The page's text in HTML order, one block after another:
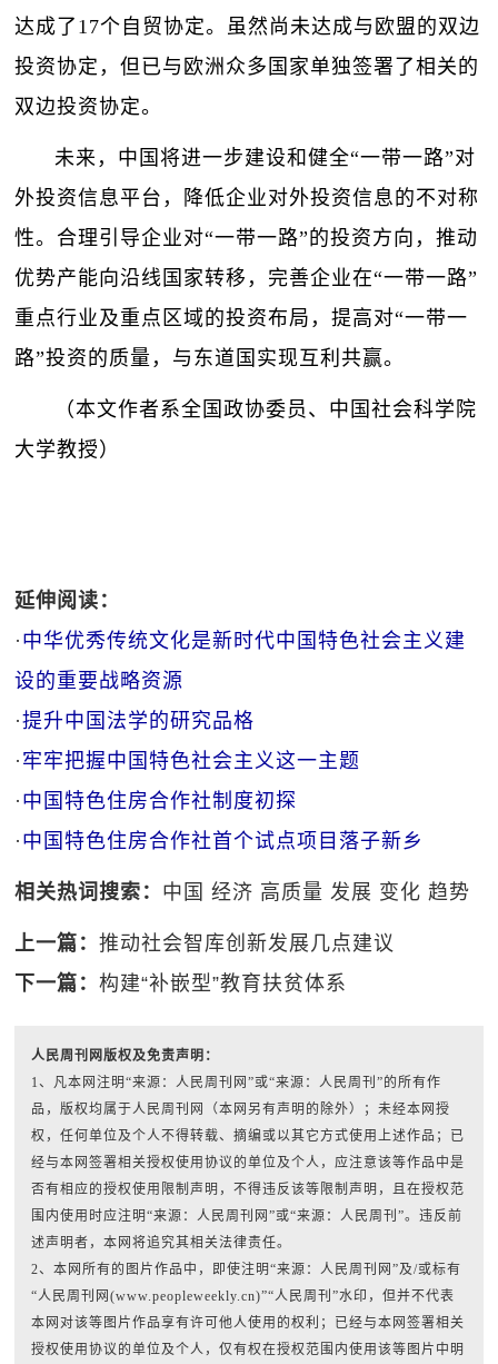
达成了17个自贸协定。虽然尚未达成与欧盟的双边
投资协定，但已与欧洲众多国家单独签署了相关的
双边投资协定。
未来，中国将进一步建设和健全“一带一路”对
外投资信息平台，降低企业对外投资信息的不对称
性。合理引导企业对“一带一路”的投资方向，推动
优势产能向沿线国家转移，完善企业在“一带一路”
重点行业及重点区域的投资布局，提高对“一带一
路”投资的质量，与东道国实现互利共赢。
（本文作者系全国政协委员、中国社会科学院
大学教授）
延伸阅读：
· 中华优秀传统文化是新时代中国特色社会主义建
设的重要战略资源
·提升中国法学的研究品格
· 牢牢把握中国特色社会主义这一主题
· 中国特色住房合作社制度初探
· 中国特色住房合作社首个试点项目落子新乡
相关热词搜索： 中国 经济 高质量 发展 变化 趋势
上一篇：推动社会智库创新发展几点建议
下一篇：构建“补嵌型”教育扶贫体系
人民周刊网版权及免责声明：
1、凡本网注明“来源：人民周刊网”或“来源：人民周刊”的所有作
品，版权均属于人民周刊网（本网另有声明的除外）；未经本网授
权，任何单位及个人不得转载、摘编或以其它方式使用上述作品；已
经与本网签署相关授权使用协议的单位及个人，应注意该等作品中是
否有相应的授权使用限制声明，不得违反该等限制声明，且在授权范
围内使用时应注明“来源：人民周刊网”或“来源：人民周刊”。违反前
述声明者，本网将追究其相关法律责任。
2、本网所有的图片作品中，即使注明“来源：人民周刊网”及/或标有
“人民周刊网(www.peopleweekly.cn)”“人民周刊”水印，但并不代表
本网对该等图片作品享有许可他人使用的权利；已经与本网签署相关
授权使用协议的单位及个人，仅有权在授权范围内使用该等图片中明